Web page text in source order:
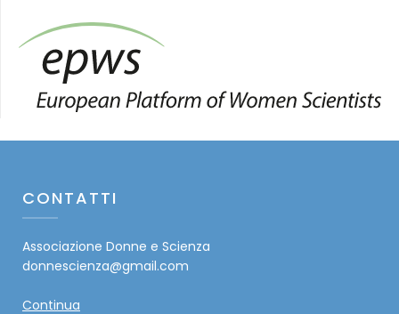
CONTATTI
Associazione Donne e Scienza
donnescienza@gmail.com
Continua